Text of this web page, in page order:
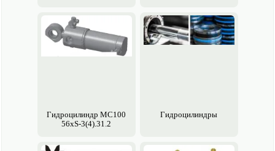
Гидроцилиндр МC100
56xS-3(4).31.2
Гидроцилиндры